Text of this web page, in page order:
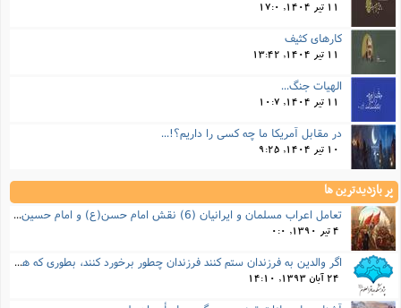
11 تیر 1404, 17:0
کارهای کثیف
11 تیر 1404, 13:42
الهیات جنگ...
11 تیر 1404, 10:7
در مقابل آمریکا ما چه کسی را داریم؟!...
10 تیر 1404, 9:25
پر بازدیدترین ها
تعامل اعراب مسلمان و ایرانیان (6) نقش امام حسن(ع) و امام حسین(ع) در فتح ایران
4 تیر 1390, 0:0
اگر والدین به فرزندان ستم کنند فرزندان چطور برخورد کنند، بطوری که هم موجب ناراحتی آنها نشود و هم بتوانند آنها را امر به معروف و نهی از منکر کنند، و اگر نصیحت تأثیر نداشت چطور باید با آنها برخورد کرد؟
24 آبان 1393, 14:10